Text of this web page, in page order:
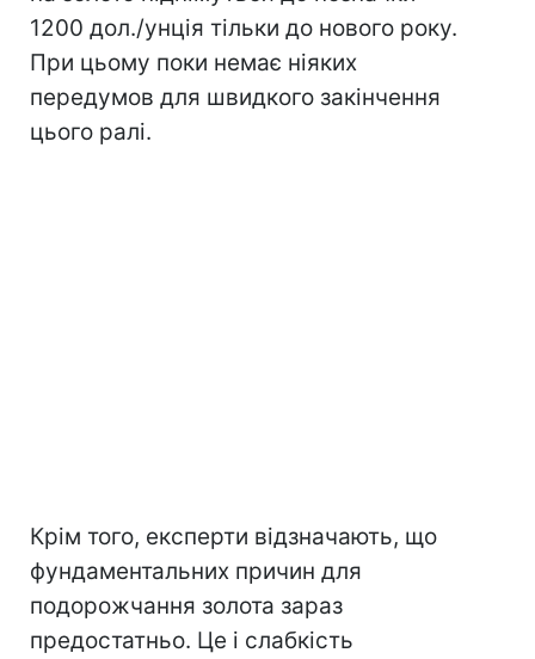
1200 дол./унція тільки до нового року.
При цьому поки немає ніяких
передумов для швидкого закінчення
цього ралі.
Крім того, експерти відзначають, що
фундаментальних причин для
подорожчання золота зараз
предостатньо. Це і слабкість